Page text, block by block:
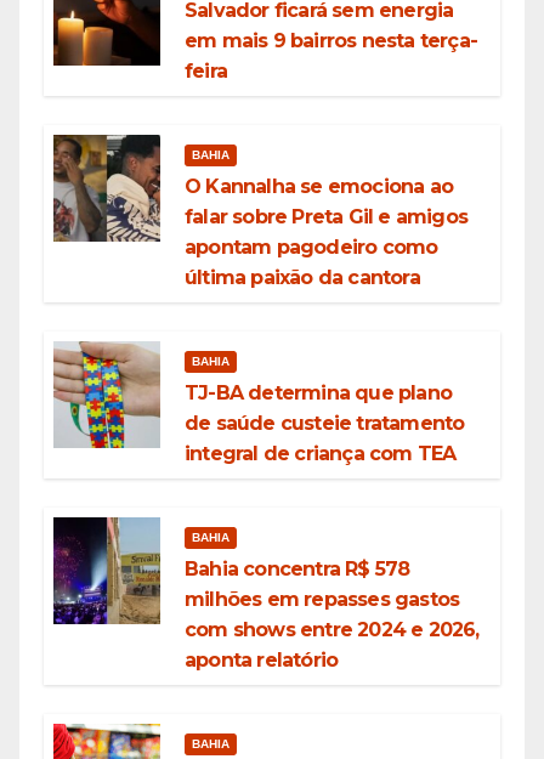
Salvador ficará sem energia
em mais 9 bairros nesta terça-
feira
BAHIA
O Kannalha se emociona ao
falar sobre Preta Gil e amigos
apontam pagodeiro como
última paixão da cantora
BAHIA
TJ-BA determina que plano
de saúde custeie tratamento
integral de criança com TEA
BAHIA
Bahia concentra R$ 578
milhões em repasses gastos
com shows entre 2024 e 2026,
aponta relatório
BAHIA